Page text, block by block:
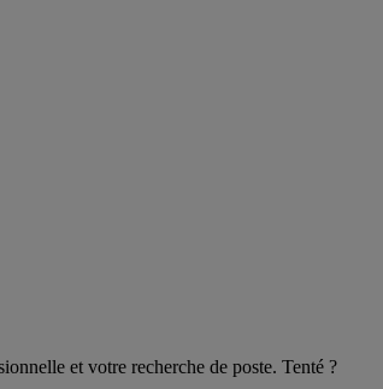
et votre recherche de poste. Tenté ?